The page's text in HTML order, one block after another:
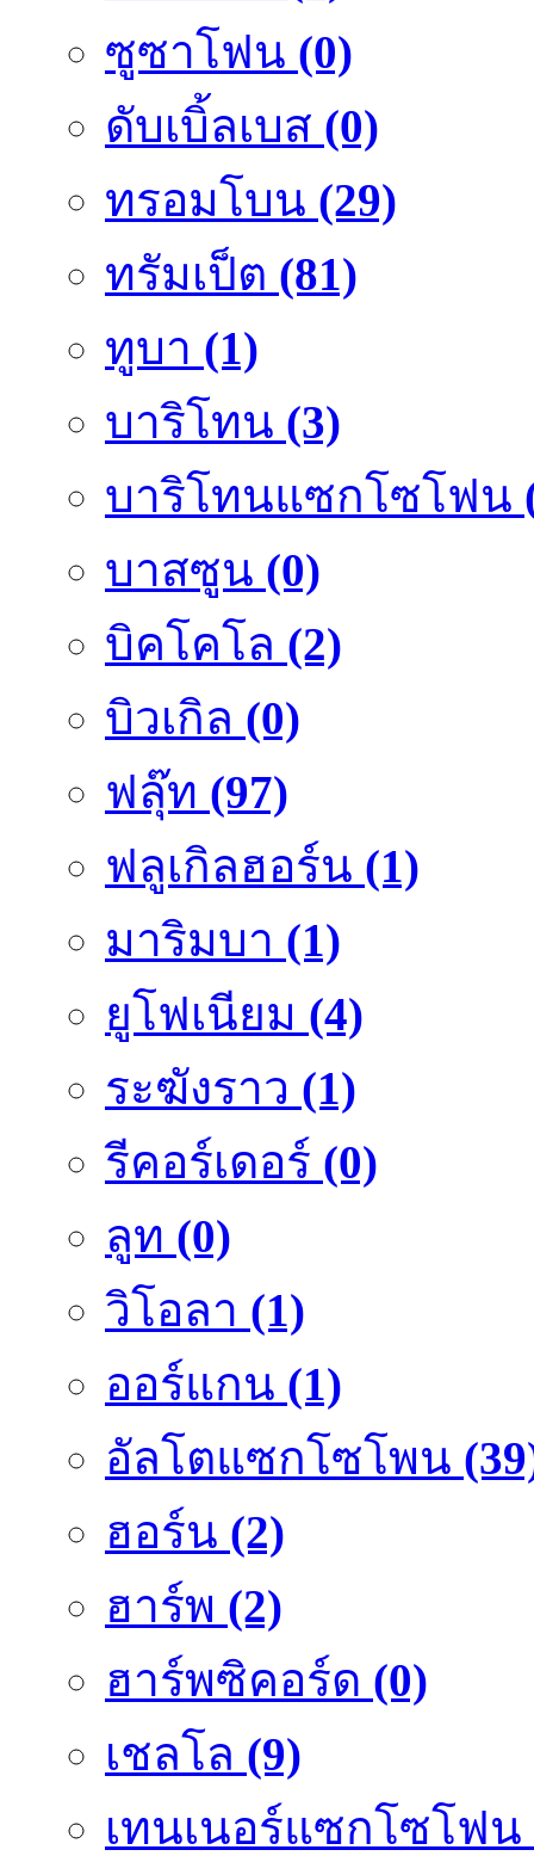
ซูซาโฟน (0)
ดับเบิ้ลเบส (0)
ทรอมโบน (29)
ทรัมเป็ต (81)
ทูบา (1)
บาริโทน (3)
บาริโทนแซกโซโฟน
บาสซูน (0)
บิคโคโล (2)
บิวเกิล (0)
ฟลุ๊ท (97)
ฟลูเกิลฮอร์น (1)
มาริมบา (1)
ยูโฟเนียม (4)
ระฆังราว (1)
รีคอร์เดอร์ (0)
ลูท (0)
วิโอลา (1)
ออร์แกน (1)
อัลโตแซกโซโพน
ฮอร์น (2)
ฮาร์พ (2)
ฮาร์พซิคอร์ด (0)
เชลโล (9)
เทนเนอร์แซกโซโฟน